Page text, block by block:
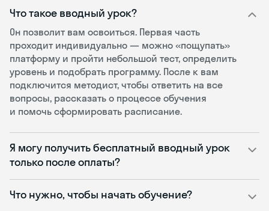
Что такое вводный урок?
Он позволит вам освоиться. Первая часть
проходит индивидуально — можно «пощупать»
платформу и пройти небольшой тест, определить
уровень и подобрать программу. После к вам
подключится методист, чтобы ответить на все
вопросы, рассказать о процессе обучения
и помочь сформировать расписание.
Я могу получить бесплатный вводный урок
только после оплаты?
Что нужно, чтобы начать обучение?